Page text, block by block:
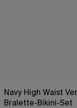
Navy High Waist
Bralette-Bikini-Set